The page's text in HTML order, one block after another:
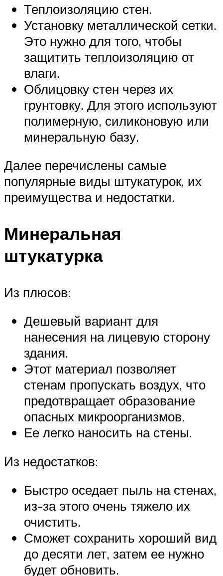
Теплоизоляцию стен.
Установку металлической сетки.
Это нужно для того, чтобы
защитить теплоизоляцию от
влаги.
Облицовку стен через их
грунтовку. Для этого используют
полимерную, силиконовую или
минеральную базу.
Далее перечислены самые
популярные виды штукатурок, их
преимущества и недостатки.
Минеральная
штукатурка
Из плюсов:
Дешевый вариант для
нанесения на лицевую сторону
здания.
Этот материал позволяет
стенам пропускать воздух, что
предотвращает образование
опасных микроорганизмов.
Ее легко наносить на стены.
Из недостатков:
Быстро оседает пыль на стенах,
из-за этого очень тяжело их
очистить.
Сможет сохранить хороший вид
до десяти лет, затем ее нужно
будет обновить.